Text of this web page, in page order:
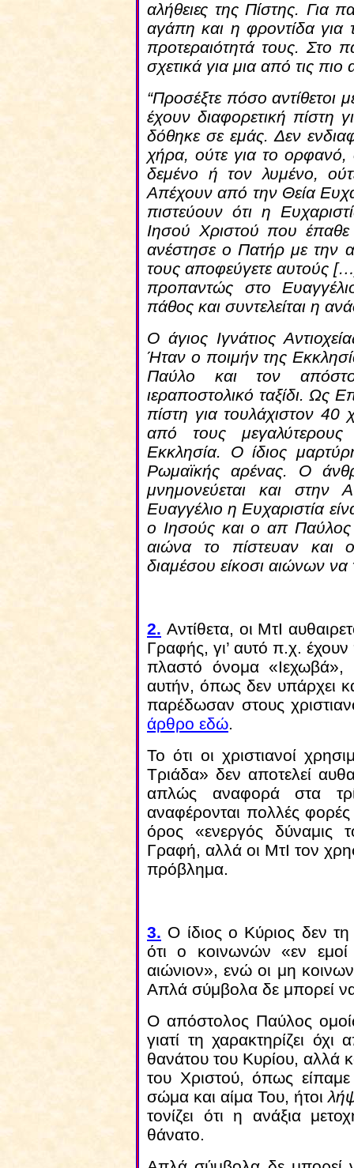
αλήθειες της Πίστης. Για
αγάπη και η φροντίδα
προτεραιότητά τους. Στο
σχετικά για μια από τις πιο
“Προσέξτε πόσο αντίθετοι
έχουν διαφορετική πίστη
δόθηκε σε εμάς. Δεν
χήρα, ούτε για το ορφανό,
δεμένο ή τον λυμένο,
Απέχουν από την Θεία
πιστεύουν ότι η
Ιησού Χριστού που έπαθε
ανέστησε ο Πατήρ με την
τους αποφεύγετε αυτούς
προπαντώς στο
πάθος και συντελείται η
Ο άγιος Ιγνάτιος
Ήταν ο ποιμήν της
Παύλο και τον
ιεραποστολικό ταξίδι. Ως
πίστη για τουλάχιστον 40
από τους
Εκκλησία. Ο ίδιος
Ρωμαϊκής αρένας. Ο
μνημονεύεται και στην
Ευαγγέλιο η Ευχαριστία
ο Ιησούς και ο απ Παύλος
αιώνα το πίστευαν και
διαμέσου είκοσι αιώνων
2. Αντίθετα, οι ΜτΙ
Γραφής, γι’ αυτό π.χ.
πλαστό όνομα «Ιεχωβά»,
αυτήν, όπως δεν υπάρχει
παρέδωσαν στους
άρθρο εδώ.
Το ότι οι χριστιανοί
Τριάδα» δεν αποτελεί
απλώς αναφορά στα
αναφέρονται πολλές
όρος «ενεργός δύναμις
Γραφή, αλλά οι ΜτΙ τον
πρόβλημα.
3. Ο ίδιος ο Κύριος δεν
ότι ο κοινωνών «εν
αιώνιον», ενώ οι μη
Απλά σύμβολα δε μπορεί να
Ο απόστολος Παύλος
γιατί τη χαρακτηρίζει
θανάτου του Κυρίου, αλλά
του Χριστού, όπως
σώμα και αίμα Του, ήτοι
τονίζει ότι η ανάξια
θάνατο.